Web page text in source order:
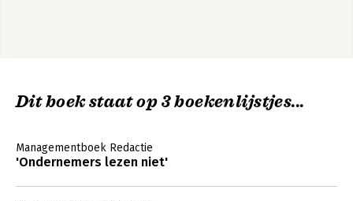
Dit boek staat op 3 boekenlijstjes...
Managementboek Redactie
'Ondernemers lezen niet'